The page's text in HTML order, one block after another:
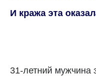
И кража эта
31-летний мужчина